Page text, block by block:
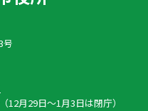
号
月29日〜1月3日は閉庁）